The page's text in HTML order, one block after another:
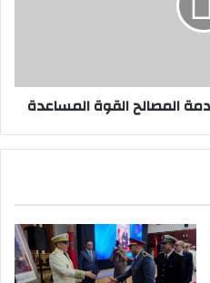
المصالح القوة المساعدة